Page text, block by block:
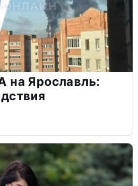
на Ярославль: